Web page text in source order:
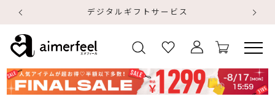
デジタルギフトサービス